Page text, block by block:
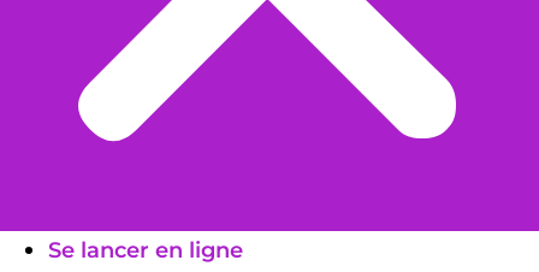
Se lancer en ligne